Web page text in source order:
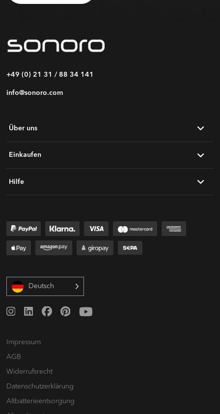
+49 (0) 21 31 / 88 34 141
info@sonoro.com
Über uns
Einkaufen
Hilfe
Deutsch
Impressum
AGB
Widerrufsrecht
Datenschutz­erklärung
Altbatterie­entsorgung